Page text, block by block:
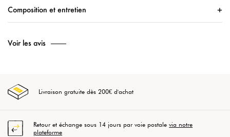
Composition et entretien
Voir les avis
Livraison gratuite dès 200€ d'achat
Retour et échange sous 14 jours par voie postalevia notre
plateforme